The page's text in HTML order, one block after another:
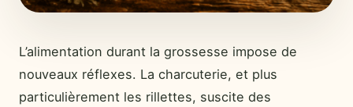
L’alimentation durant la grossesse impose de
nouveaux réflexes. La charcuterie, et plus
particulièrement les rillettes, suscite des